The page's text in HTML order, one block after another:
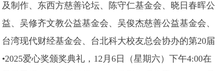
及制作、东西方慈善论坛、陈守仁基金会、晓日春晖公
益、吴修齐文教公益基金会、吴俊杰慈善公益基金会、
台湾现代财经基金会、台北科大校友总会协办的第20届
•2025爱心奖颁奖典礼，12月6日（星期六）下午4:00在